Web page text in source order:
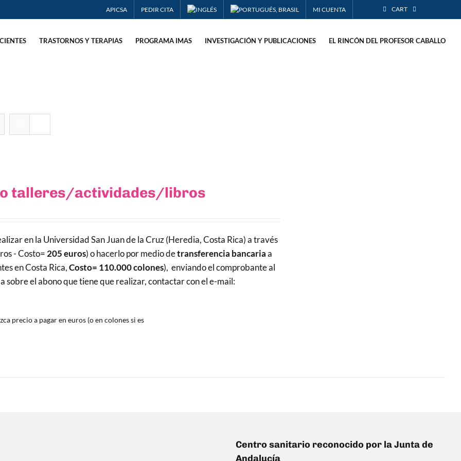
APICSA PEDIR CITA MI CUENTA CART
TRASTORNOS Y TERAPIAS PROGRAMA IMAS INVESTIGACIÓN Y PUBLICACIONES EL RINCÓN DEL PROFESOR CABALLO
talleres/actividades/libros
en la Universidad San Juan de la Cruz (Heredia, Costa Rica) a través
- Costo= 205 euros) o hacerlo por medio detransferencia bancariaa
en Costa Rica,Costo= 110.000 colones), enviando el comprobante al
el abono que tiene que realizar, contactar con el e-mail:
precio a pagar en euros (o en colones si es
Centro sanitario reconocido por la Junta de
Andalucía